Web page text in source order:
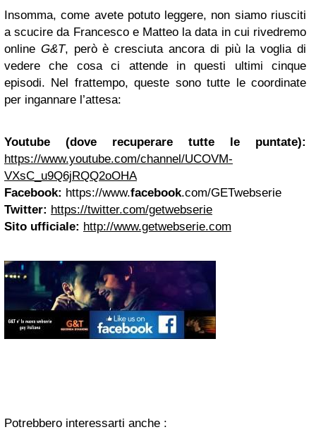
Insomma, come avete potuto leggere, non siamo riusciti
a scucire da Francesco e Matteo la data in cui rivedremo
online G&T, però è cresciuta ancora di più la voglia di
vedere che cosa ci attende in questi ultimi cinque
episodi. Nel frattempo, queste sono tutte le coordinate
per ingannare l’attesa:
Youtube (dove recuperare tutte le puntate):
https://www.youtube.com/channel/UCOVM-
VXsC_u9Q6jRQQ2oOHA
Facebook: https://www.facebook.com/GETwebserie
Twitter: https://twitter.com/getwebserie
Sito ufficiale: http://www.getwebserie.com
Potrebbero interessarti anche :